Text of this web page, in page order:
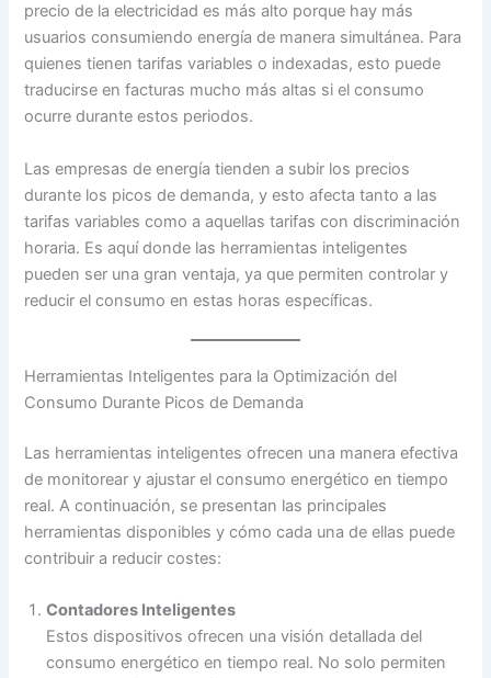
precio de la electricidad es más alto porque hay más
usuarios consumiendo energía de manera simultánea. Para
quienes tienen tarifas variables o indexadas, esto puede
traducirse en facturas mucho más altas si el consumo
ocurre durante estos periodos.
Las empresas de energía tienden a subir los precios
durante los picos de demanda, y esto afecta tanto a las
tarifas variables como a aquellas tarifas con discriminación
horaria. Es aquí donde las herramientas inteligentes
pueden ser una gran ventaja, ya que permiten controlar y
reducir el consumo en estas horas específicas.
Herramientas Inteligentes para la Optimización del
Consumo Durante Picos de Demanda
Las herramientas inteligentes ofrecen una manera efectiva
de monitorear y ajustar el consumo energético en tiempo
real. A continuación, se presentan las principales
herramientas disponibles y cómo cada una de ellas puede
contribuir a reducir costes:
Contadores Inteligentes
Estos dispositivos ofrecen una visión detallada del
consumo energético en tiempo real. No solo permiten